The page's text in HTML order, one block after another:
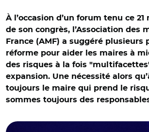
À l’occasion d’un forum tenu ce
de son congrès, l’Association des
France (AMF) a suggéré plusieurs
réforme pour aider les maires à
des risques à la fois
expansion. Une nécessité alors
toujours le maire qui prend le
sommes toujours des